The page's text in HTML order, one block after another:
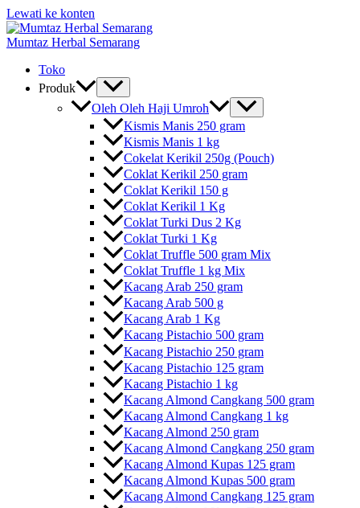
Lewati ke konten
Mumtaz Herbal Semarang
Toko
Produk
Oleh Oleh Haji Umroh
Kismis Manis 250 gram
Kismis Manis 1 kg
Cokelat Kerikil 250g (Pouch)
Coklat Kerikil 250 gram
Coklat Kerikil 150 g
Coklat Kerikil 1 Kg
Coklat Turki Dus 2 Kg
Coklat Turki 1 Kg
Coklat Truffle 500 gram Mix
Coklat Truffle 1 kg Mix
Kacang Arab 250 gram
Kacang Arab 500 g
Kacang Arab 1 Kg
Kacang Pistachio 500 gram
Kacang Pistachio 250 gram
Kacang Pistachio 125 gram
Kacang Pistachio 1 kg
Kacang Almond Cangkang 500 gram
Kacang Almond Cangkang 1 kg
Kacang Almond 250 gram
Kacang Almond Cangkang 250 gram
Kacang Almond Kupas 125 gram
Kacang Almond Kupas 500 gram
Kacang Almond Cangkang 125 gram